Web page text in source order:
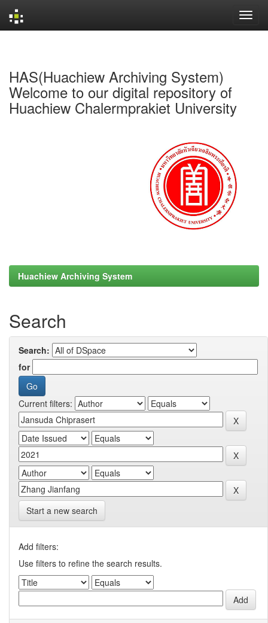
HAS(Huachiew Archiving System)
Welcome to our digital repository of
Huachiew Chalermprakiet University
Huachiew Archiving System
Search
Search:
for
Current filters:
Start a new search
Add filters:
Use filters to refine the search results.